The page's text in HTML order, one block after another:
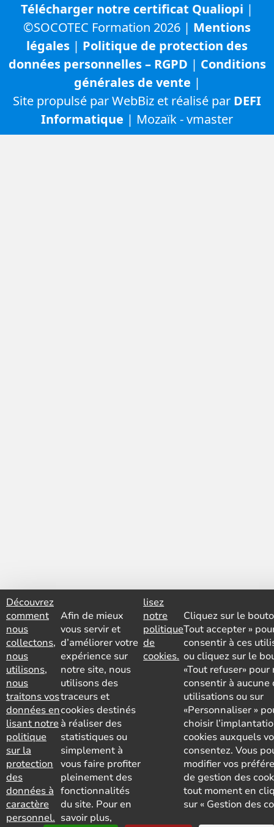
Télécharger notre certificat Qualiopi |
©SOCOTEC Formation 2026 | Mentions
légales | Politique de protection des
données personnelles – RGPD | Conditions
générales de vente |
Site propulsé par WebBiz et réalisé par DEFI
Informatique | Mozaïk - vmaster
Découvrez
comment
nous
collectons,
nous
utilisons,
nous
traitons vos
données en
lisant notre
politique
sur la
protection
des
données à
caractère
personnel.
Afin de mieux
vous servir et
d’améliorer votre
expérience sur
notre site, nous
utilisons des
traceurs et
cookies destinés
à réaliser des
statistiques ou
simplement à
vous faire profiter
pleinement des
fonctionnalités
du site. Pour en
savoir plus,
lisez
notre
politique
de
cookies.
Cliquez sur le
Tout accepter »
consentir à ces
ou cliquez sur le
«Tout refuser» pour
consentir à aucune
utilisations ou sur
«Personnaliser »
choisir
cookies auxquels
consentez. Vous
modifier vos
de gestion des
tout moment en
sur « Gestion des